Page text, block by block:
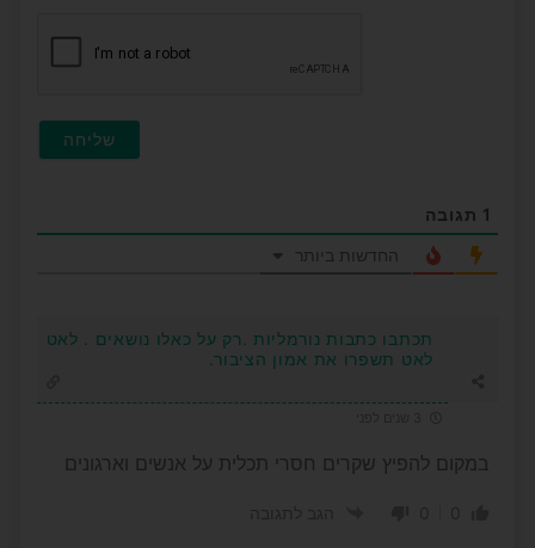
1 תגובה
החדשות ביותר
תכתבו כתבות נורמליות .רק על כאלו נושאים . לאט
לאט תשפרו את אמון הציבור.
במקום להפיץ שקרים חסרי תכלית על אנשים וארגונים